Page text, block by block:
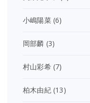
小嶋陽菜(6)
岡部麟 (3)
村山彩希(7)
柏木由紀(13)